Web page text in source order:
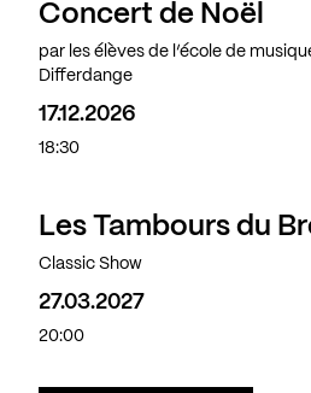
Concert de Noël
par les élèves de l’école de
Differdange
17.12.2026
18:30
Les Tambours du
Classic Show
27.03.2027
20:00